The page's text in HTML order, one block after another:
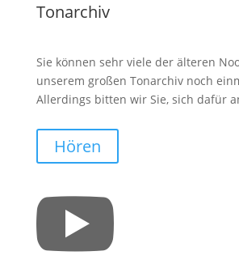
Tonarchiv
Sie können sehr viele der älteren
unserem großen Tonarchiv noch
Allerdings bitten wir Sie, sich dafür
Hören
